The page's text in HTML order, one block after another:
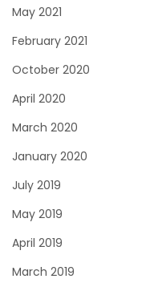
May 2021
February 2021
October 2020
April 2020
March 2020
January 2020
July 2019
May 2019
April 2019
March 2019